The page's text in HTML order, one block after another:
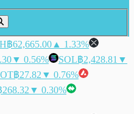
฿62,665.00 ▲ 1.33%
▼ 0.56% SOL฿2,428.81 ▼
฿27.82 ▼ 0.76%
268.32 ▼ 0.30%